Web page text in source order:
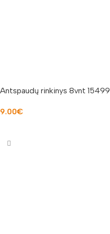
Antspaudų rinkinys 8vnt 15499
9.00€